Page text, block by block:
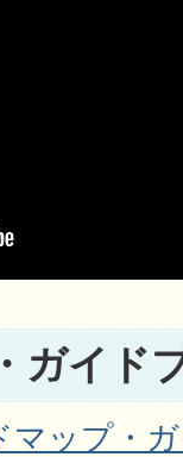
ガイド
マップ・